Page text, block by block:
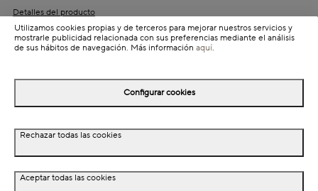
Detalles del producto
Colección: Natural
Detalles del producto
Dimensiones
Utilizamos cookies propias y de terceros para mejorar nuestros servicios y
mostrarle publicidad relacionada con sus preferencias mediante el análisis
de sus hábitos de navegación. Más información aquí.
Configurar cookies
Rechazar todas las cookies
Aceptar todas las cookies